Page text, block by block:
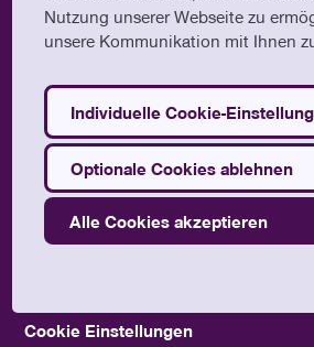
©2024 Umwelt- und
Cookie Einstellungen
Nutzung unserer Webseite zu
unsere Kommunikation mit Ihnen
Individuelle Cookie-
Optionale Cookies ablehnen
Alle Cookies akzeptieren